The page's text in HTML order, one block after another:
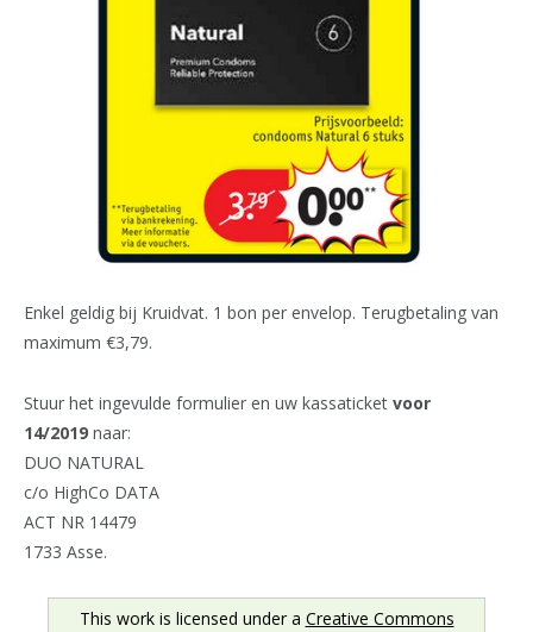
Enkel geldig bij Kruidvat. 1 bon per envelop. Terugbetaling van
maximum €3,79.
Stuur het ingevulde formulier en uw kassaticket voor
14/2019 naar:
DUO NATURAL
c/o HighCo DATA
ACT NR 14479
1733 Asse.
This work is licensed under a Creative Commons